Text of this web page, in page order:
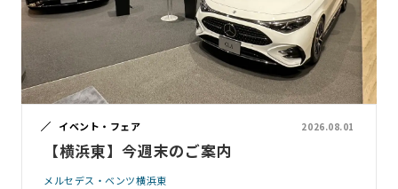
イベント・フェア 2026.08.01
【横浜東】今週末のご案内
メルセデス・ベンツ横浜東